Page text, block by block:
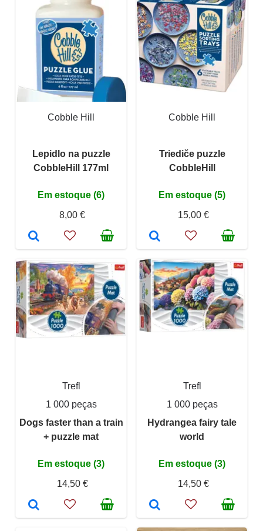
Cobble Hill
Lepidlo na puzzle
CobbleHill 177ml
Em estoque (6)
8,00 €
Cobble Hill
Triediče puzzle
CobbleHill
Em estoque (5)
15,00 €
Trefl
1 000 peças
Dogs faster than a train
+ puzzle mat
Em estoque (3)
14,50 €
Trefl
1 000 peças
Hydrangea fairy tale
world
Em estoque (3)
14,50 €